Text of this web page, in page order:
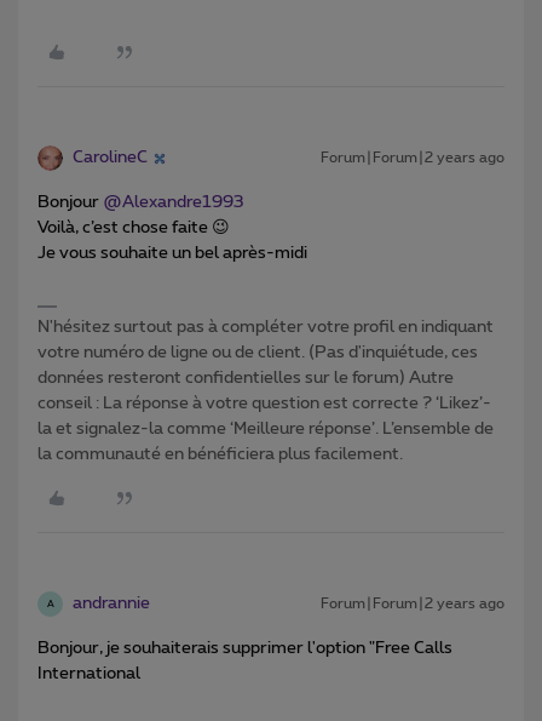
CarolineC Forum|Forum|2 years ago
Bonjour @Alexandre1993
Voilà, c’est chose faite 😉
Je vous souhaite un bel après-midi
N'hésitez surtout pas à compléter votre profil en indiquant
votre numéro de ligne ou de client. (Pas d'inquiétude, ces
données resteront confidentielles sur le forum) Autre
conseil : La réponse à votre question est correcte ? ‘Likez’-
la et signalez-la comme ‘Meilleure réponse’. L’ensemble de
la communauté en bénéficiera plus facilement.
A andrannie Forum|Forum|2 years ago
Bonjour, je souhaiterais supprimer l'option "Free Calls
International